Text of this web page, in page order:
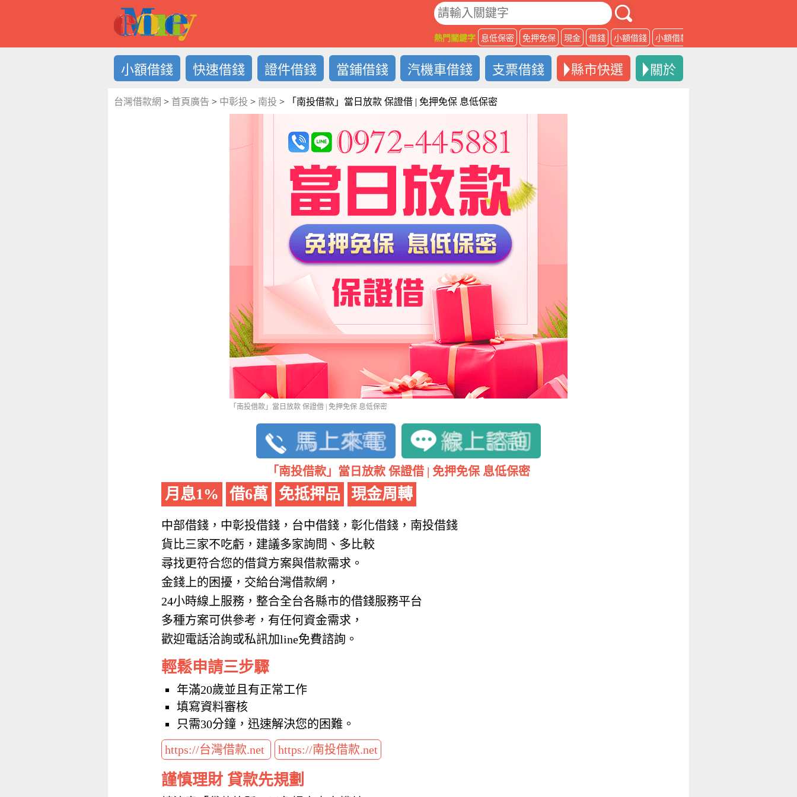
熱門關鍵字 息低保密 免押免保 現金 借錢 小額借錢 小額借款
小額借錢 快速借錢 證件借錢 當鋪借錢 汽機車借錢 支票借錢 縣市快選 關於
台灣借款網 > 首頁廣告 > 中彰投 > 南投 > 「南投借款」當日放款 保證借 | 免押免保 息低保密
「南投借款」當日放款 保證借 | 免押免保 息低保密
「南投借款」當日放款 保證借 | 免押免保 息低保密
月息1% 借6萬 免抵押品 現金周轉
中部借錢，中彰投借錢，台中借錢，彰化借錢，南投借錢
貨比三家不吃虧，建議多家詢問、多比較
尋找更符合您的借貸方案與借款需求。
金錢上的困擾，交給台灣借款網，
24小時線上服務，整合全台各縣市的借錢服務平台
多種方案可供參考，有任何資金需求，
歡迎電話洽詢或私訊加line免費諮詢。
輕鬆申請三步驟
年滿20歲並且有正常工作
填寫資料審核
只需30分鐘，迅速解決您的困難。
https://台灣借款.net
https://南投借款.net
謹慎理財 貸款先規劃